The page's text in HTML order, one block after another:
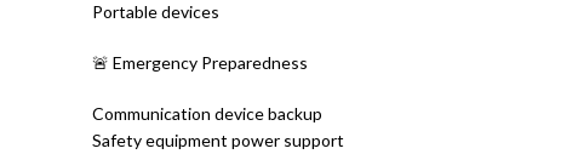
Portable devices
🚨 Emergency Preparedness
Communication device backup
Safety equipment power support